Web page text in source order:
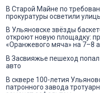
В Старой Майне по
прокуратуры осветили
В Ульяновске звёзды
откроют новую площадку:
«Оранжевого мяча» на 7–8
В Засвияжье пешеход
авто
В сквере 100-летия
патронного завода